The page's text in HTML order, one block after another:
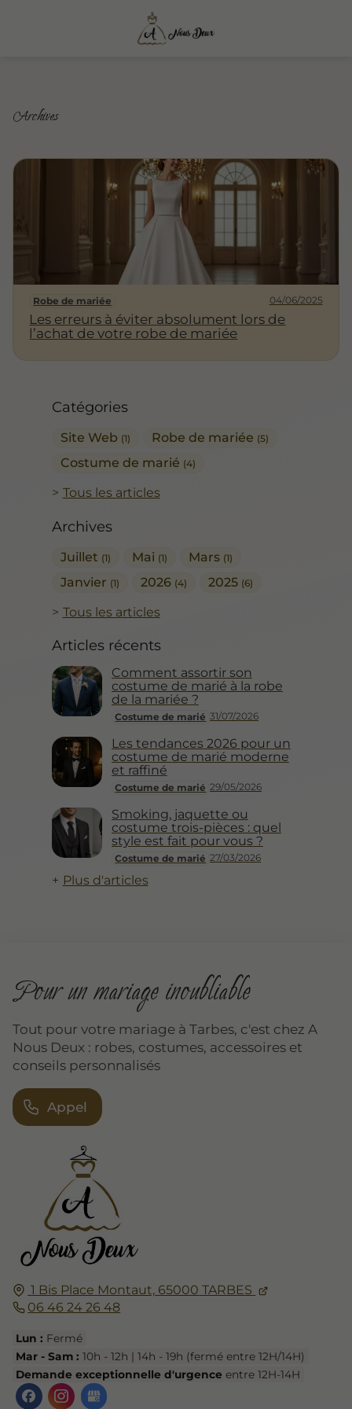
Catégories
Site Web (1) Robe de mariée (5)
Costume de marié (4)
Tous les articles
Archives
Juillet (1) Mai (1) Mars (1)
Janvier (1) 2026 (4) 2025 (6)
Tous les articles
Articles récents
Costume de marié 31/07/2026
Comment assortir son
costume de marié à la robe
de la mariée ?
Costume de marié 29/05/2026
Les tendances 2026 pour un
costume de marié moderne
et raffiné
Costume de marié 27/03/2026
Smoking, jaquette ou
costume trois-pièces : quel
style est fait pour vous ?
Plus d'articles
Archives
Robe de mariée 04/06/2025
Les erreurs à éviter absolument lors de
l’achat de votre robe de mariée
1 Bis Place Montaut, 65000 TARBES
06 46 24 26 48
Lun : Fermé
Mar - Sam : 10h - 12h | 14h - 19h (fermé entre 12H/14H)
Demande exceptionnelle d'urgence entre 12H-14H
Pour un mariage inoubliable
Tout pour votre mariage à Tarbes, c'est chez A
Nous Deux : robes, costumes, accessoires et
conseils personnalisés
Appel